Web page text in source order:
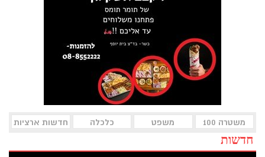
משטרה 100 משפט כלכלה חדשות ארציות
חדשות